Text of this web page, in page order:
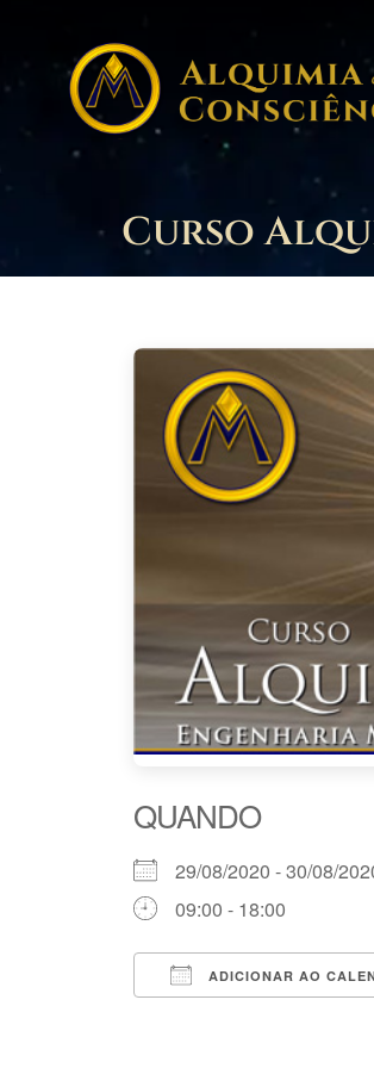
Curso
QUANDO
29/08/2020 - 30/08/
09:00 - 18:00
ADICIONAR AO